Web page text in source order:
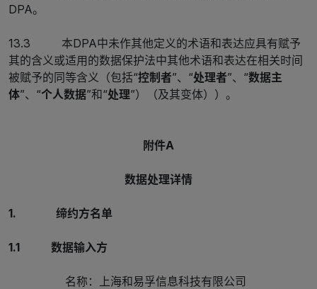
DPA。
13.3 本DPA中未作其他定义的术语和表达应具有赋予
其的含义或适用的数据保护法中其他术语和表达在相关时间
被赋予的同等含义（包括“控制者”、“处理者”、“数据主
体”、“个人数据”和“处理”）（及其变体））。
附件A
数据处理详情
1. 缔约方名单
1.1 数据输入方
名称：上海和易孚信息科技有限公司